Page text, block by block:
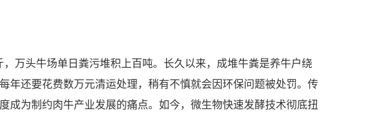
万头牛场单日粪污堆积上百吨。长久以来，成堆牛粪是养牛户绕
年还要花费数万元清运处理，稍有不慎就会因环保问题被处罚。传
为制约肉牛产业发展的痛点。如今，微生物快速发酵技术彻底扭